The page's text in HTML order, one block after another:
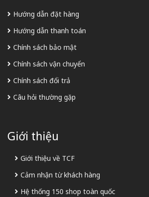
Hướng dẫn đặt hàng
Hướng dẫn thanh toán
Chính sách bảo mật
Chính sách vận chuyển
Chính sách đổi trả
Câu hỏi thường gặp
Giới thiệu
Giới thiệu về TCF
Cảm nhận từ khách hàng
Hệ thống 150 shop toàn quốc